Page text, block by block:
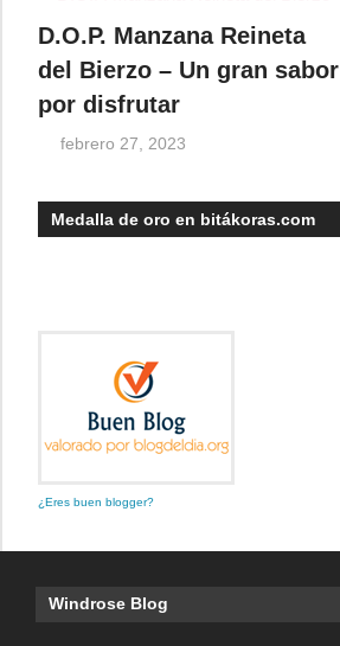
D.O.P. Manzana Reineta
del Bierzo – Un gran sabor
por disfrutar
febrero 27, 2023
Medalla de oro en bitákoras.com
¿Eres buen blogger?
Windrose Blog